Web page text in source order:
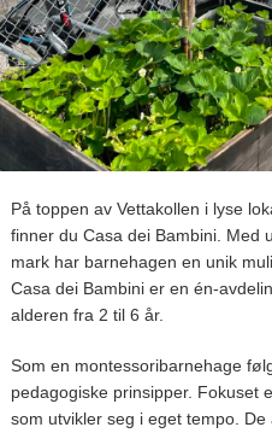
På toppen av Vettakollen i lyse
finner du Casa dei Bambini. Med
mark har barnehagen en unik
Casa dei Bambini er en én-
alderen fra 2 til 6 år.
Som en montessoribarnehage
pedagogiske prinsipper. Fokuset
som utvikler seg i eget tempo.